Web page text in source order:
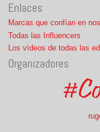
Enlaces
Marcas que confían en
Todas las Influencers
Los vídeos de todas las
Organizadores